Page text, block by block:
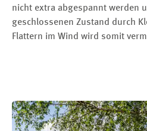
nicht extra abgespannt werden
geschlossenen Zustand durch
Flattern im Wind wird somit